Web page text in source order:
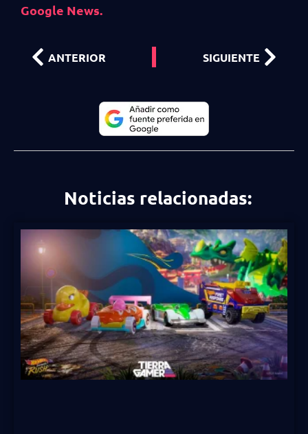
Google News.
ANTERIOR SIGUIENTE
Noticias relacionadas: